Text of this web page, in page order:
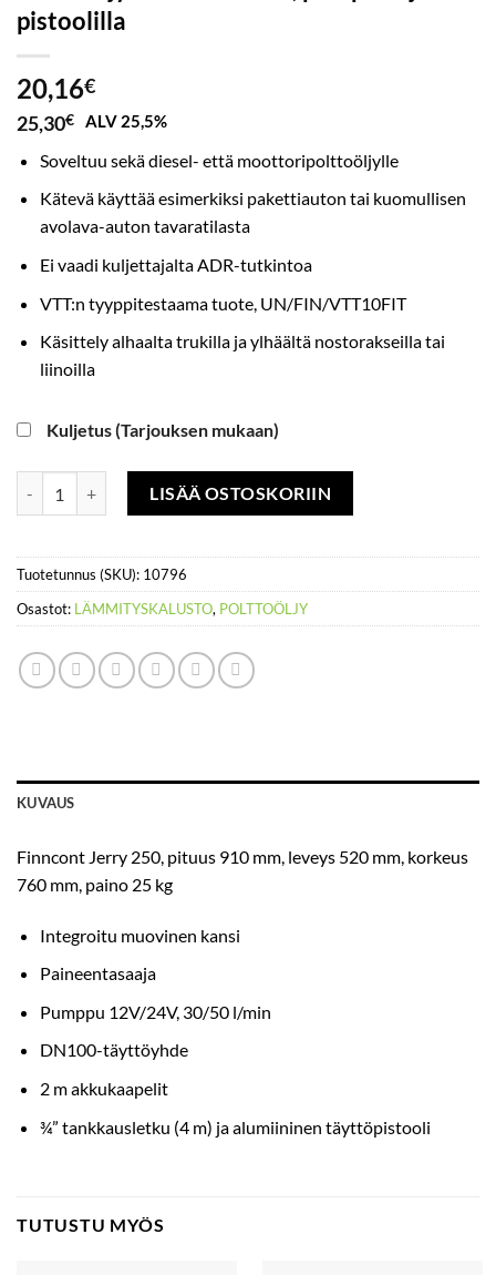
pistoolilla
20,16€
25,30€ ALV 25,5%
Soveltuu sekä diesel- että moottoripolttoöljylle
Kätevä käyttää esimerkiksi pakettiauton tai kuomullisen
avolava-auton tavaratilasta
Ei vaadi kuljettajalta ADR-tutkintoa
VTT:n tyyppitestaama tuote, UN/FIN/VTT10FIT
Käsittely alhaalta trukilla ja ylhäältä nostorakseilla tai
liinoilla
Kuljetus (Tarjouksen mukaan)
Polttoöljysäiliö 250 l IBH, pumpulla ja pistoolilla määrä
LISÄÄ OSTOSKORIIN
Tuotetunnus (SKU): 10796
Osastot: LÄMMITYSKALUSTO, POLTTOÖLJY
KUVAUS
Finncont Jerry 250, pituus 910 mm, leveys 520 mm, korkeus
760 mm, paino 25 kg
Integroitu muovinen kansi
Paineentasaaja
Pumppu 12V/24V, 30/50 l/min
DN100-täyttöyhde
2 m akkukaapelit
¾” tankkausletku (4 m) ja alumiininen täyttöpistooli
TUTUSTU MYÖS